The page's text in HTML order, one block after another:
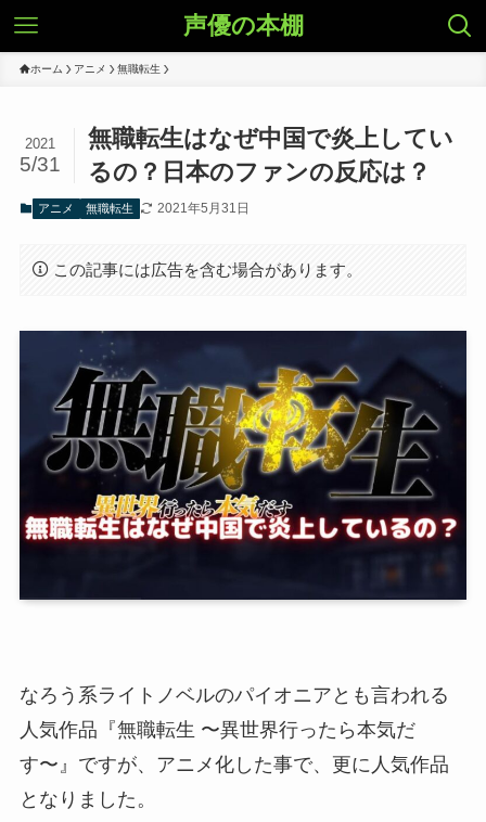
声優の本棚
ホーム アニメ 無職転生
無職転生はなぜ中国で炎上してい
るの？日本のファンの反応は？
2021
5/31
アニメ 無職転生 2021年5月31日
この記事には広告を含む場合があります。
なろう系ライトノベルのパイオニアとも言われる
人気作品『無職転生 〜異世界行ったら本気だ
す〜』ですが、アニメ化した事で、更に人気作品
となりました。